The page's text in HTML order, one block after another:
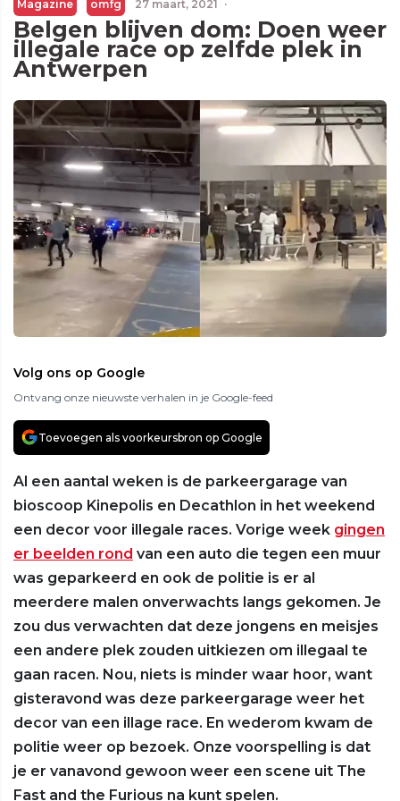
Magazine omfg 27 maart, 2021 ·
Belgen blijven dom: Doen weer
illegale race op zelfde plek in
Antwerpen
Volg ons op Google
Ontvang onze nieuwste verhalen in je Google-feed
Toevoegen als voorkeursbron op Google
Al een aantal weken is de parkeergarage van
bioscoop Kinepolis en Decathlon in het weekend
een decor voor illegale races. Vorige week gingen
er beelden rond van een auto die tegen een muur
was geparkeerd en ook de politie is er al
meerdere malen onverwachts langs gekomen. Je
zou dus verwachten dat deze jongens en meisjes
een andere plek zouden uitkiezen om illegaal te
gaan racen. Nou, niets is minder waar hoor, want
gisteravond was deze parkeergarage weer het
decor van een illage race. En wederom kwam de
politie weer op bezoek. Onze voorspelling is dat
je er vanavond gewoon weer een scene uit The
Fast and the Furious na kunt spelen.